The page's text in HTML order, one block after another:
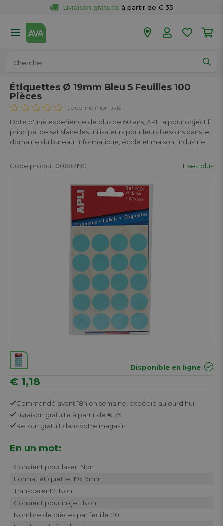
Livraison gratuite à partir de € 35
50 magasins
Étiquettes Ø 19mm Bleu 5 Feuilles 100
Pièces
Je donne mon avis
Doté d'une experience de plus de 60 ans, APLI a pour objectif
principal de satisfaire les utilisateurs pour leurs besoins dans le
domaine du bureau, informatique, école et maison, industriel.
Code produit 00687190 Lisez plus
Disponible en ligne
€ 1,18
Commandé avant 18h en semaine, expédié aujourd’hui.
Livraison gratuite à partir de € 35
Retour gratuit dans votre magasin
En un mot:
Convient pour laser: Non
Format étiquette: 19x19mm
Transparent?: Non
Convient pour inkjet: Non
Nombre de pièces par feuille: 20